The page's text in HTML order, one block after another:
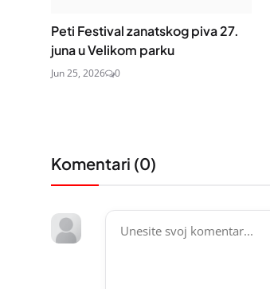
Peti Festival zanatskog piva 27.
juna u Velikom parku
Jun 25, 2026 0
Komentari (0)